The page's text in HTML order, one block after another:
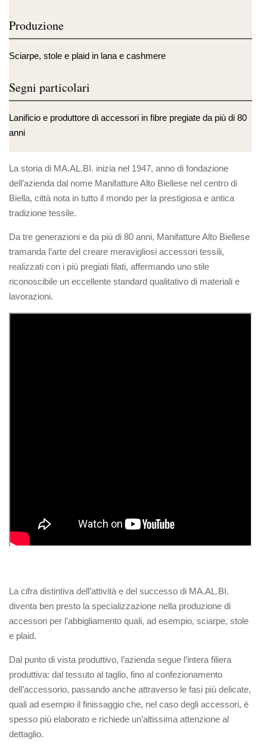
Produzione
Sciarpe, stole e plaid in lana e cashmere
Segni particolari
Lanificio e produttore di accessori in fibre pregiate da più di 80
anni
La storia di MA.AL.BI. inizia nel 1947, anno di fondazione
dell’azienda dal nome Manifatture Alto Biellese nel centro di
Biella, città nota in tutto il mondo per la prestigiosa e antica
tradizione tessile.
Da tre generazioni e da più di 80 anni, Manifatture Alto Biellese
tramanda l’arte del creare meravigliosi accessori tessili,
realizzati con i più pregiati filati, affermando uno stile
riconoscibile un eccellente standard qualitativo di materiali e
lavorazioni.
La cifra distintiva dell’attività e del successo di MA.AL.BI.
diventa ben presto la specializzazione nella produzione di
accessori per l’abbigliamento quali, ad esempio, sciarpe, stole
e plaid.
Dal punto di vista produttivo, l’azienda segue l’intera filiera
produttiva: dal tessuto al taglio, fino al confezionamento
dell’accessorio, passando anche attraverso le fasi più delicate,
quali ad esempio il finissaggio che, nel caso degli accessori, è
spesso più elaborato e richiede un’altissima attenzione al
dettaglio.